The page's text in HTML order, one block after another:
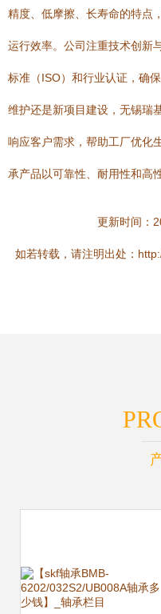
精度、低摩擦、长寿命的特点
运行效率。公司注重技术创新
标准（ISO）和行业认证，确
维护还是新项目建设，无锡瑞
响应客户需求，帮助工厂优化
承产品以可靠性、耐用性和高
更新时间：
如若转载，请注明出处：